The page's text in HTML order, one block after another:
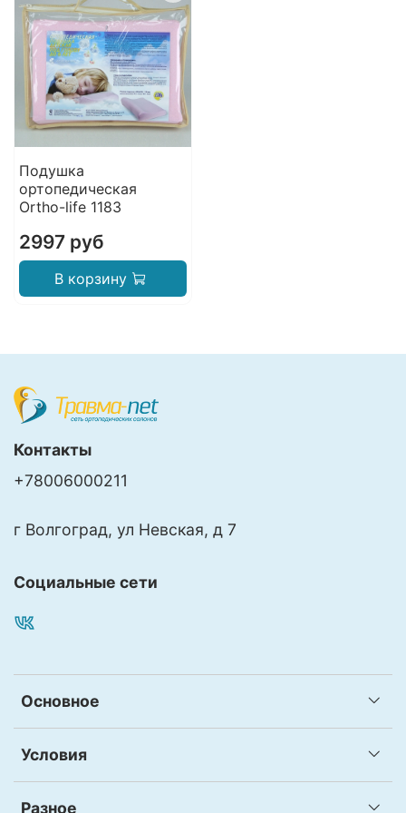
Подушка
ортопедическая
Ortho-life 1183
2997 руб
В корзину
Основное
Условия
Разное
Контакты
+78006000211
г Волгоград, ул Невская, д 7
Социальные сети